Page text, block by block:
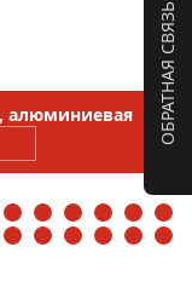
алюминиевая ОБРАТНАЯ СВЯЗЬ